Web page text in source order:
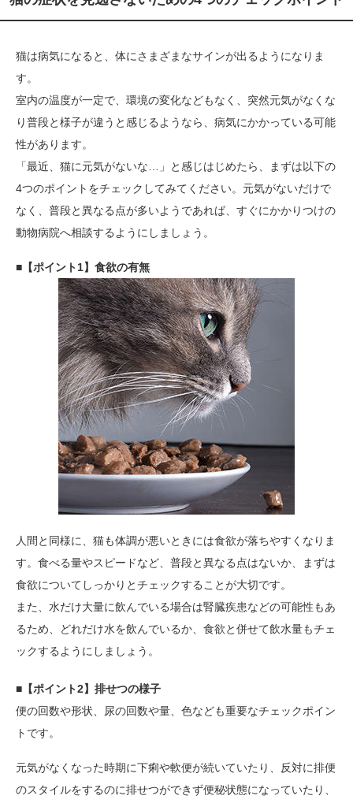
猫は病気になると、体にさまざまなサインが出るようになりま
す。
室内の温度が一定で、環境の変化などもなく、突然元気がなくな
り普段と様子が違うと感じるようなら、病気にかかっている可能
性があります。
「最近、猫に元気がないな…」と感じはじめたら、まずは以下の
4つのポイントをチェックしてみてください。元気がないだけで
なく、普段と異なる点が多いようであれば、すぐにかかりつけの
動物病院へ相談するようにしましょう。
■【ポイント1】食欲の有無
人間と同様に、猫も体調が悪いときには食欲が落ちやすくなりま
す。食べる量やスピードなど、普段と異なる点はないか、まずは
食欲についてしっかりとチェックすることが大切です。
また、水だけ大量に飲んでいる場合は腎臓疾患などの可能性もあ
るため、どれだけ水を飲んでいるか、食欲と併せて飲水量もチェ
ックするようにしましょう。
■【ポイント2】排せつの様子
便の回数や形状、尿の回数や量、色なども重要なチェックポイン
トです。
元気がなくなった時期に下痢や軟便が続いていたり、反対に排便
のスタイルをするのに排せつができず便秘状態になっていたり、